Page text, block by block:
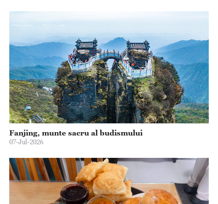
Fanjing, munte sacru al budismului
07-Jul-2026